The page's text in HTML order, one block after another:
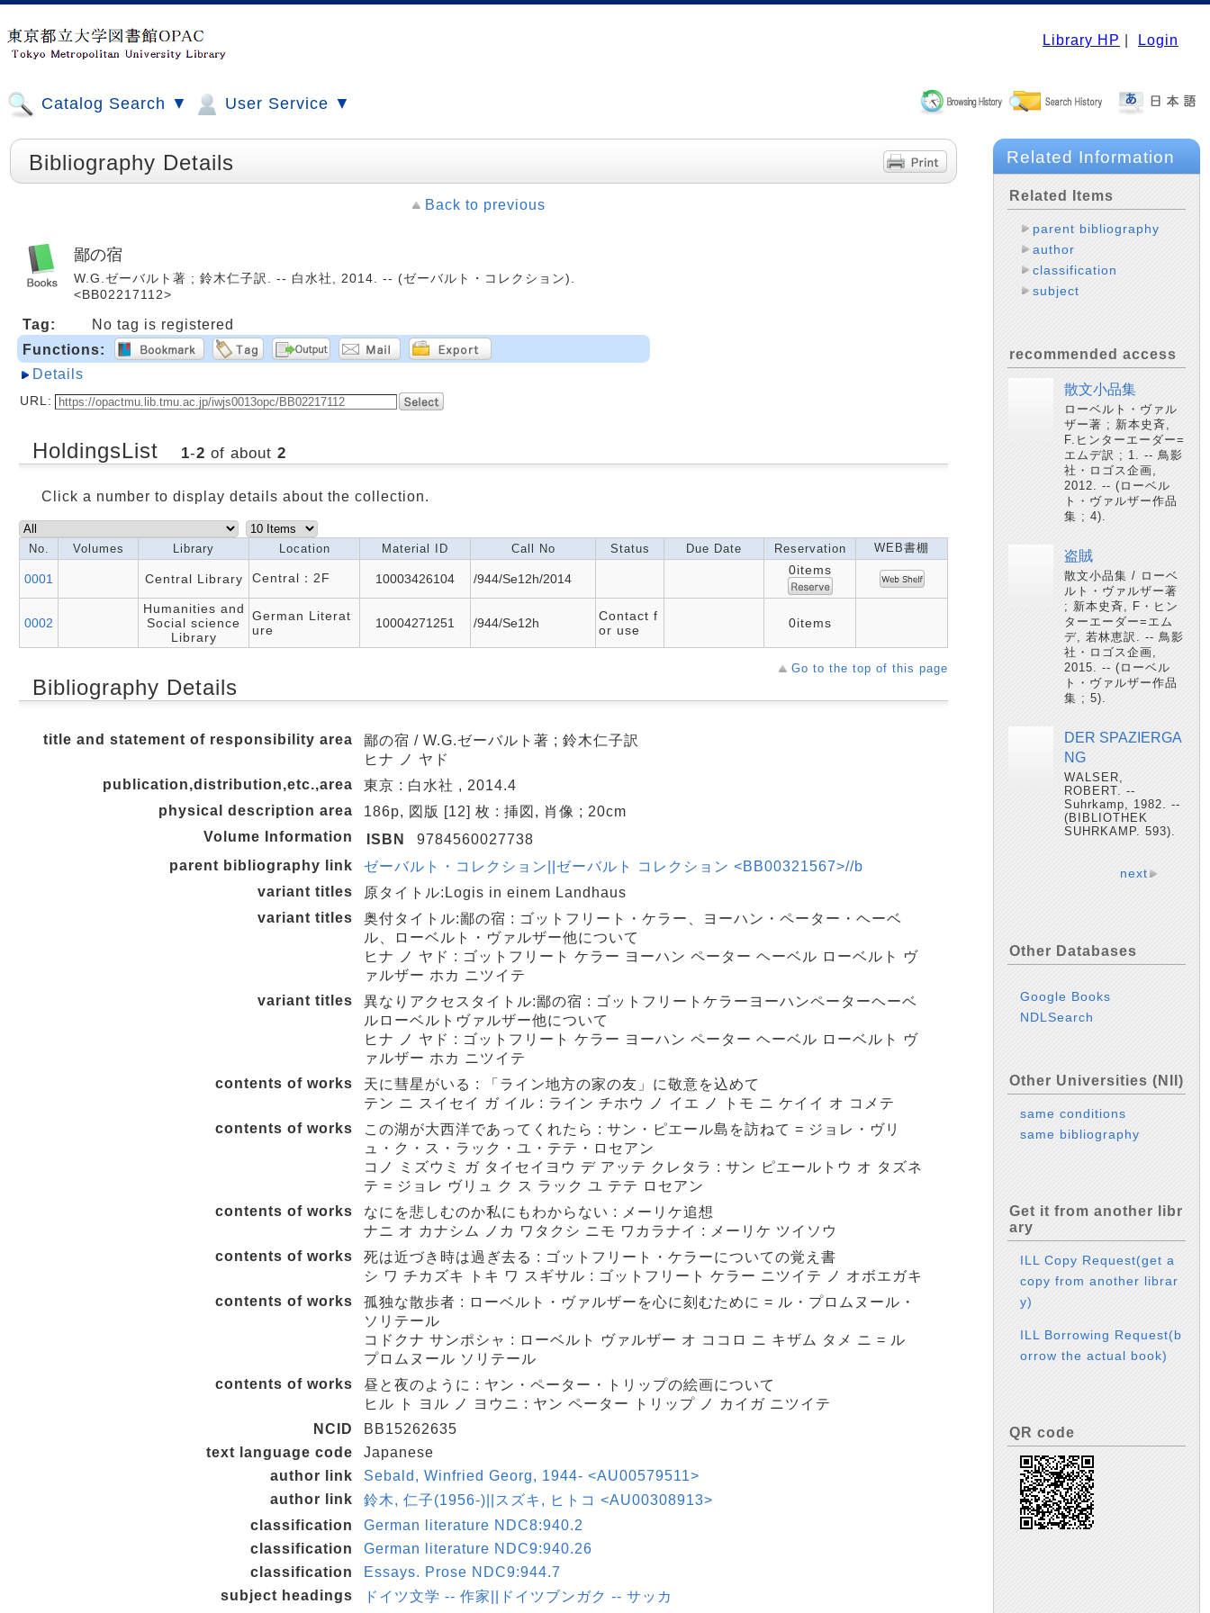
Library HP Login
Catalog Search ▼ User Service ▼
Bibliography Details
Back to previous
鄙の宿
W.G.ゼーバルト著 ; 鈴木仁子訳. -- 白水社, 2014. -- (ゼーバルト・コレクション).
<BB02217112>
Tag:
No tag is registered
Functions:
Details
URL:
HoldingsList 1-2 of about 2
Click a number to display details about the collection.
No. Volumes Library Location Material ID Call No Status Due Date Reservation WEB書棚
0001 Central Library Central：2F 10003426104 /944/Se12h/2014
0items
0002
Humanities and
Social science
Library
German Literat
ure
10004271251 /944/Se12h
Contact f
or use
0items
Go to the top of this page
Bibliography Details
title and statement of responsibility area
鄙の宿 / W.G.ゼーバルト著 ; 鈴木仁子訳
ヒナ ノ ヤド
publication,distribution,etc.,area
東京 : 白水社 , 2014.4
physical description area
186p, 図版 [12] 枚 : 挿図, 肖像 ; 20cm
Volume Information
ISBN
9784560027738
parent bibliography link
ゼーバルト・コレクション||ゼーバルト コレクション <BB00321567>//b
variant titles
原タイトル:Logis in einem Landhaus
variant titles
奥付タイトル:鄙の宿 : ゴットフリート・ケラー、ヨーハン・ペーター・ヘーベ
ル、ローベルト・ヴァルザー他について
ヒナ ノ ヤド : ゴットフリート ケラー ヨーハン ペーター ヘーベル ローベルト ヴ
ァルザー ホカ ニツイテ
variant titles
異なりアクセスタイトル:鄙の宿 : ゴットフリートケラーヨーハンペーターヘーベ
ルローベルトヴァルザー他について
ヒナ ノ ヤド : ゴットフリート ケラー ヨーハン ペーター ヘーベル ローベルト ヴ
ァルザー ホカ ニツイテ
contents of works
天に彗星がいる : 「ライン地方の家の友」に敬意を込めて
テン ニ スイセイ ガ イル : ライン チホウ ノ イエ ノ トモ ニ ケイイ オ コメテ
contents of works
この湖が大西洋であってくれたら : サン・ピエール島を訪ねて = ジョレ・ヴリ
ュ・ク・ス・ラック・ユ・テテ・ロセアン
コノ ミズウミ ガ タイセイヨウ デ アッテ クレタラ : サン ピエールトウ オ タズネ
テ = ジョレ ヴリュ ク ス ラック ユ テテ ロセアン
contents of works
なにを悲しむのか私にもわからない : メーリケ追想
ナニ オ カナシム ノカ ワタクシ ニモ ワカラナイ : メーリケ ツイソウ
contents of works
死は近づき時は過ぎ去る : ゴットフリート・ケラーについての覚え書
シ ワ チカズキ トキ ワ スギサル : ゴットフリート ケラー ニツイテ ノ オボエガキ
contents of works
孤独な散歩者 : ローベルト・ヴァルザーを心に刻むために = ル・プロムヌール・
ソリテール
コドクナ サンポシャ : ローベルト ヴァルザー オ ココロ ニ キザム タメ ニ = ル
プロムヌール ソリテール
contents of works
昼と夜のように : ヤン・ペーター・トリップの絵画について
ヒル ト ヨル ノ ヨウニ : ヤン ペーター トリップ ノ カイガ ニツイテ
NCID
BB15262635
text language code
Japanese
author link
Sebald, Winfried Georg, 1944- <AU00579511>
author link
鈴木, 仁子(1956-)||スズキ, ヒトコ <AU00308913>
classification
German literature NDC8:940.2
classification
German literature NDC9:940.26
classification
Essays. Prose NDC9:944.7
subject headings
ドイツ文学 -- 作家||ドイツブンガク -- サッカ
Related Information
Related Items
parent bibliography
author
classification
subject
recommended access
散文小品集
ローベルト・ヴァル
ザー著 ; 新本史斉,
F.ヒンターエーダー=
エムデ訳 ; 1. -- 鳥影
社・ロゴス企画,
2012. -- (ローベル
ト・ヴァルザー作品
集 ; 4).
盗賊
散文小品集 / ローベ
ルト・ヴァルザー著
; 新本史斉, F・ヒン
ターエーダー=エム
デ, 若林恵訳. -- 鳥影
社・ロゴス企画,
2015. -- (ローベル
ト・ヴァルザー作品
集 ; 5).
DER SPAZIERGA
NG
WALSER,
ROBERT. --
Suhrkamp, 1982. --
(BIBLIOTHEK
SUHRKAMP. 593).
next
Other Databases
Google Books
NDLSearch
Other Universities (NII)
same conditions
same bibliography
Get it from another libr
ary
ILL Copy Request(get a
copy from another librar
y)
ILL Borrowing Request(b
orrow the actual book)
QR code